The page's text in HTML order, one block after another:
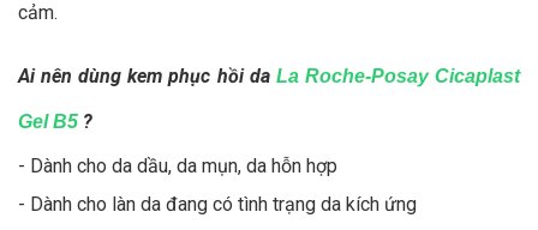
cảm.
Ai nên dùng kem phục hồi da La Roche-Posay Cicaplast
Gel B5 ?
- Dành cho da dầu, da mụn, da hỗn hợp
- Dành cho làn da đang có tình trạng da kích ứng